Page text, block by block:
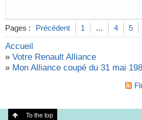
Pages : Précédent 1 … 4 5
Accueil
» Votre Renault Alliance
» Mon Alliance coupé du 31 mai
To the top